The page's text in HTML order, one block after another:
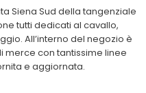
Siena Sud della tangenziale
tutti dedicati al cavallo,
All’interno del negozio è
merce con tantissime linee
e aggiornata.